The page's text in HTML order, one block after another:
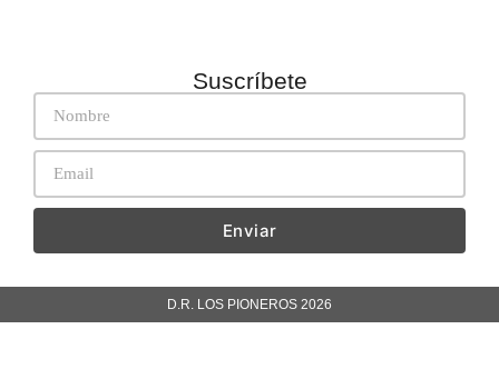
Suscríbete
Enviar
D.R. LOS PIONEROS 2026